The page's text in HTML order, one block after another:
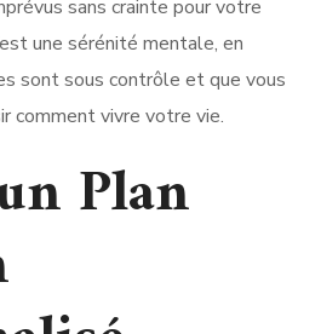
sans crainte pour votre
une sérénité mentale, en
sont sous contrôle et que vous
comment vivre votre vie.
Plan